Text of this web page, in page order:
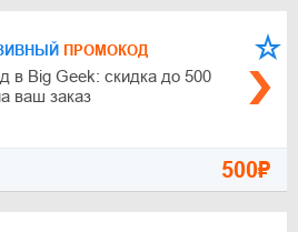
ПРОМОКОД
в Big Geek: скидка до 500
ваш заказ
500₽